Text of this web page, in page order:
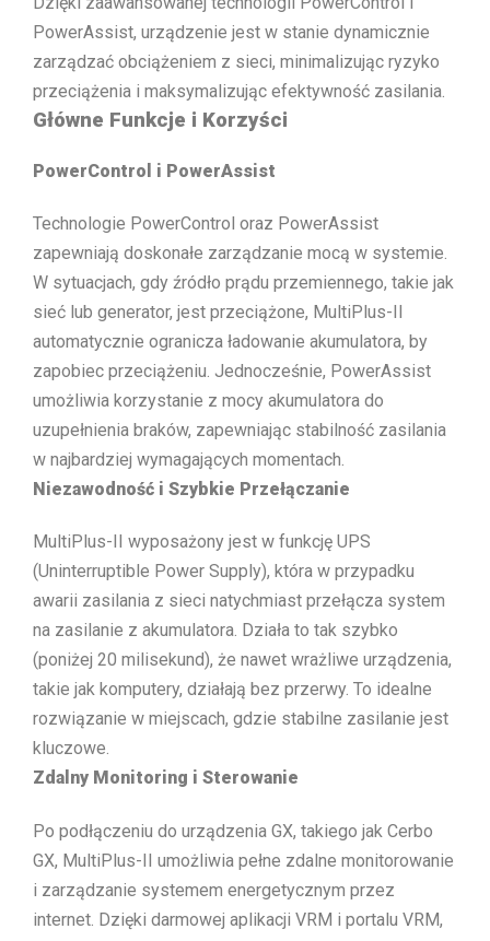
PowerAssist, urządzenie jest w stanie dynamicznie
zarządzać obciążeniem z sieci, minimalizując ryzyko
przeciążenia i maksymalizując efektywność zasilania.
Główne Funkcje i Korzyści
PowerControl i PowerAssist
Technologie PowerControl oraz PowerAssist
zapewniają doskonałe zarządzanie mocą w systemie.
W sytuacjach, gdy źródło prądu przemiennego, takie jak
sieć lub generator, jest przeciążone, MultiPlus-II
automatycznie ogranicza ładowanie akumulatora, by
zapobiec przeciążeniu. Jednocześnie, PowerAssist
umożliwia korzystanie z mocy akumulatora do
uzupełnienia braków, zapewniając stabilność zasilania
w najbardziej wymagających momentach.
Niezawodność i Szybkie Przełączanie
MultiPlus-II wyposażony jest w funkcję UPS
(Uninterruptible Power Supply), która w przypadku
awarii zasilania z sieci natychmiast przełącza system
na zasilanie z akumulatora. Działa to tak szybko
(poniżej 20 milisekund), że nawet wrażliwe urządzenia,
takie jak komputery, działają bez przerwy. To idealne
rozwiązanie w miejscach, gdzie stabilne zasilanie jest
kluczowe.
Zdalny Monitoring i Sterowanie
Po podłączeniu do urządzenia GX, takiego jak Cerbo
GX, MultiPlus-II umożliwia pełne zdalne monitorowanie
i zarządzanie systemem energetycznym przez
internet. Dzięki darmowej aplikacji VRM i portalu VRM,